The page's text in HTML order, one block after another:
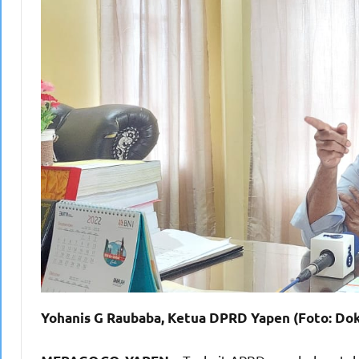
Yohanis G Raubaba, Ketua DPRD Yapen (Foto: